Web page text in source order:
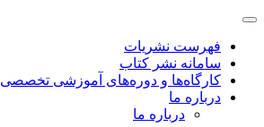
فهرست نشریات
سامانه نشر کتاب
کارگاه‌ها و دوره‌های آموزشی تخصصی
درباره ما
درباره ما